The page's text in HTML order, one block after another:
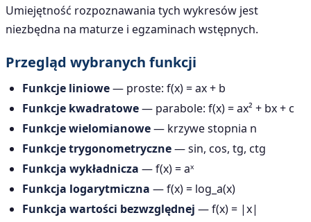
Umiejętność rozpoznawania tych wykresów jest
niezbędna na maturze i egzaminach wstępnych.
Przegląd wybranych funkcji
Funkcje liniowe— proste: f(x) = ax + b
Funkcje kwadratowe— parabole: f(x) = ax² + bx + c
Funkcje wielomianowe— krzywe stopnia n
Funkcje trygonometryczne— sin, cos, tg, ctg
Funkcja wykładnicza — f(x) = aˣ
Funkcja logarytmiczna — f(x) = log_a(x)
Funkcja wartości bezwzględnej — f(x) = |x|